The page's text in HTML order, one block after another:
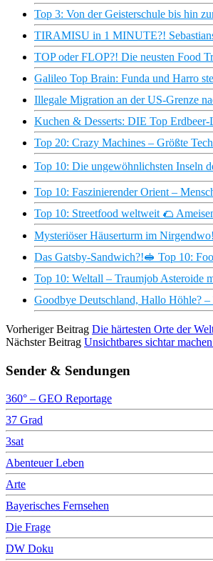
Top 3: Von der Geisterschule bis hin
TIRAMISU in 1 MINUTE?!
TOP oder FLOP?! Die neusten Food
Galileo Top Brain: Funda und Harro
Illegale Migration an der US-Grenze
Kuchen & Desserts: DIE Top
Top 20: Crazy Machines – Größte
Top 10: Die ungewöhnlichsten Inseln
Top 10: Faszinierender Orient –
Top 10: Streetfood weltweit 🌮
Mysteriöser Häuserturm im
Das Gatsby-Sandwich?!🥪 Top 10:
Top 10: Weltall – Traumjob Asteroide
Goodbye Deutschland, Hallo Höhle?
Vorheriger Beitrag Die härtesten Orte der
Nächster Beitrag Unsichtbares sichtar
Sender & Sendungen
360° – GEO Reportage
37 Grad
3sat
Abenteuer Leben
Arte
Bayerisches Fernsehen
Die Frage
DW Doku